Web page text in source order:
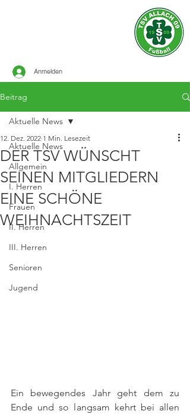
Anmelden
Beitrag
Aktuelle News
Allgemein
I. Herren
Frauen
II. Herren
III. Herren
Senioren
Jugend
Aktuelle News
DER TSV WÜNSCHT
SEINEN MITGLIEDERN
EINE SCHÖNE
WEIHNACHTSZEIT
12. Dez. 2022 1 Min. Lesezeit
Ein bewegendes Jahr geht dem zu
Ende und so langsam kehrt bei allen